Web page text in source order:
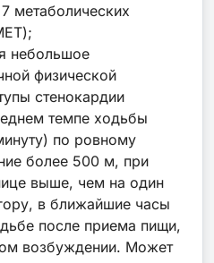
метаболических
небольшое
физической
стенокардии
темпе ходьбы
по ровному
более 500 м, при
выше, чем на один
в ближайшие часы
после приема пищи,
возбуждении. Может